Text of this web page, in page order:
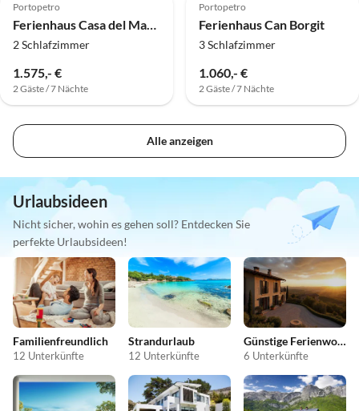
Portopetro
Ferienhaus Casa del Mar direkt am und mit Blick aufs Meer
2 Schlafzimmer
1.575,- €
2 Gäste / 7 Nächte
Portopetro
Ferienhaus Can Borgit
3 Schlafzimmer
1.060,- €
2 Gäste / 7 Nächte
Alle anzeigen
Urlaubsideen
Nicht sicher, wohin es gehen soll? Entdecken Sie
perfekte Urlaubsideen!
Familienfreundlich
12 Unterkünfte
Strandurlaub
12 Unterkünfte
Günstige Ferienwohnungen
6 Unterkünfte